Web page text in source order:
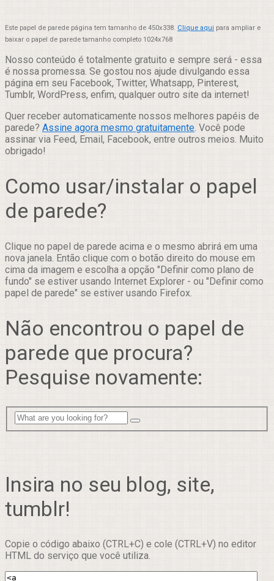
Este papel de parede página tem tamanho de 450x338. Clique aqui para ampliar e
baixar o papel de parede tamanho completo 1024x768
Nosso conteúdo é totalmente gratuito e sempre será - essa
é nossa promessa. Se gostou nos ajude divulgando essa
página em seu Facebook, Twitter, Whatsapp, Pinterest,
Tumblr, WordPress, enfim, qualquer outro site da internet!
Quer receber automaticamente nossos melhores papéis de
parede? Assine agora mesmo gratuitamente. Você pode
assinar via Feed, Email, Facebook, entre outros meios. Muito
obrigado!
Como usar/instalar o papel
de parede?
Clique no papel de parede acima e o mesmo abrirá em uma
nova janela. Então clique com o botão direito do mouse em
cima da imagem e escolha a opção "Definir como plano de
fundo" se estiver usando Internet Explorer - ou "Definir como
papel de parede" se estiver usando Firefox.
Não encontrou o papel de
parede que procura?
Pesquise novamente:
Insira no seu blog, site,
tumblr!
Copie o código abaixo (CTRL+C) e cole (CTRL+V) no editor
HTML do serviço que você utiliza.